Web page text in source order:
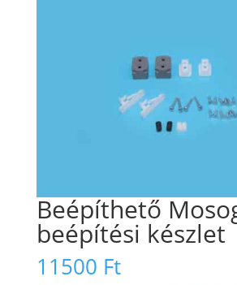
Beépíthető
beépítési készlet
11500 Ft